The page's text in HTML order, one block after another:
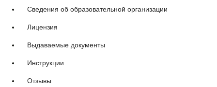
Сведения об образовательной организации
Лицензия
Выдаваемые документы
Инструкции
Отзывы